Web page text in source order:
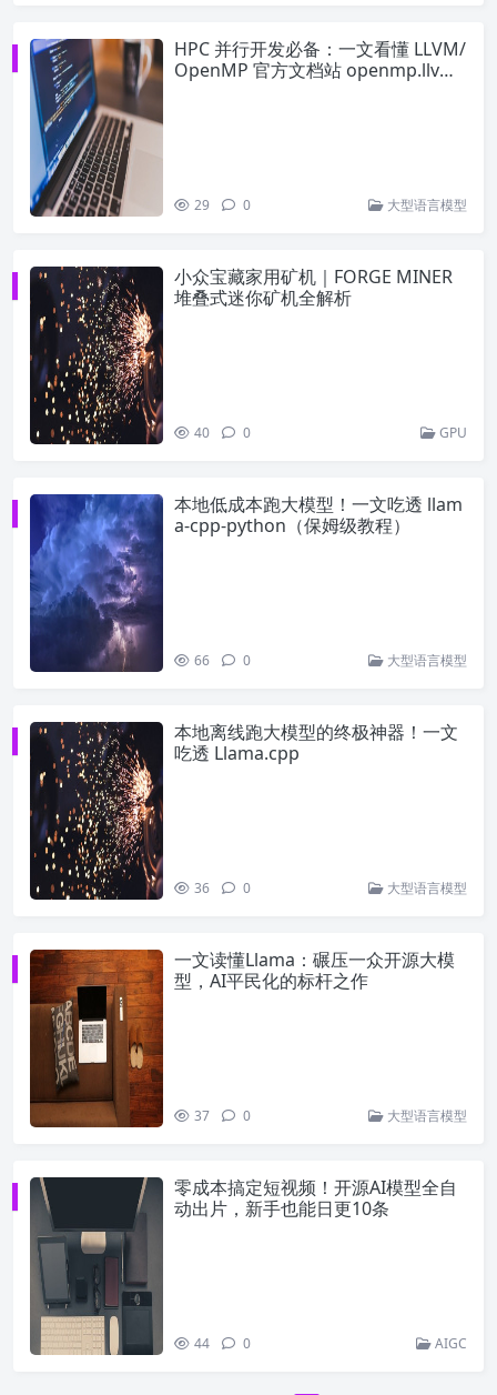
HPC 并行开发必备：一文看懂 LLVM/
OpenMP 官方文档站 openmp.llvm.
29 0 大型语言模型
小众宝藏家用矿机｜FORGE MINER
堆叠式迷你矿机全解析
40 0 GPU
本地低成本跑大模型！一文吃透 llam
a-cpp-python（保姆级教程）
66 0 大型语言模型
本地离线跑大模型的终极神器！一文
吃透 Llama.cpp
36 0 大型语言模型
一文读懂Llama：碾压一众开源大模
型，AI平民化的标杆之作
37 0 大型语言模型
零成本搞定短视频！开源AI模型全自
动出片，新手也能日更10条
44 0 AIGC